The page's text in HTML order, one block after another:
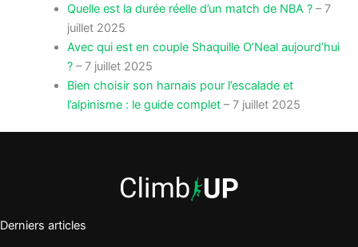
Quelle est la durée réelle d’un match de NBA ?– 7
juillet 2025
Avec qui est en couple Shaquille O’Neal aujourd’hui
?– 7 juillet 2025
Bien choisir son harnais pour l’escalade et
l’alpinisme : le guide complet– 7 juillet 2025
Derniers articles